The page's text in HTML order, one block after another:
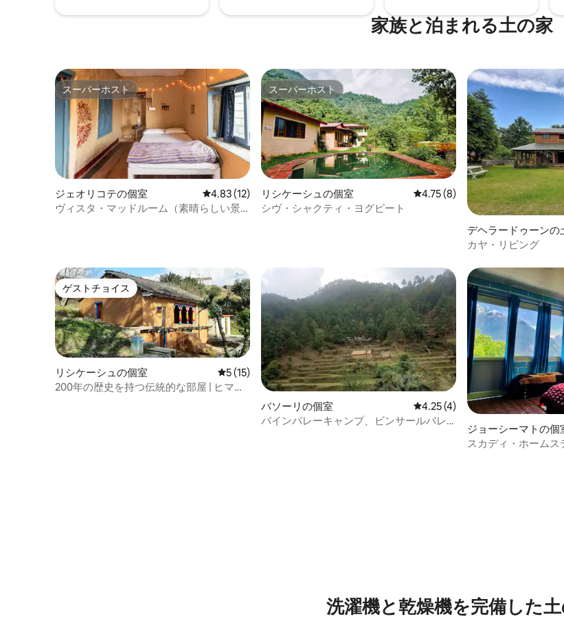
家族と泊まれる土の家
スーパーホスト
スーパーホスト
ジェオリコテの個室 レビュー12件、5つ星中4.83つ星の平均評価
4.83 (12)
ヴィスタ・マッドルーム（素晴らしい景
スーパーホスト
スーパーホスト
リシケーシュの個室 レビュー8件、5つ星中4.75つ星
4.75 (8)
シヴ・シャクティ・ヨグピート
デヘラードゥーンの
カヤ・リビング
ゲストチョイス
ゲストチョイス
リシケーシュの個室 レビュー15件、5つ星中5つ星の平均評価
5 (15)
200年の歴史を持つ伝統的な部屋 | ヒマラ
バソーリの個室 レビュー4件、5つ星中4.25つ星
4.25 (4)
パインバレーキャンプ、ビンサールバレ
ジョーシーマトの個
スカディ・ホームス
洗濯機と乾燥機を完備した